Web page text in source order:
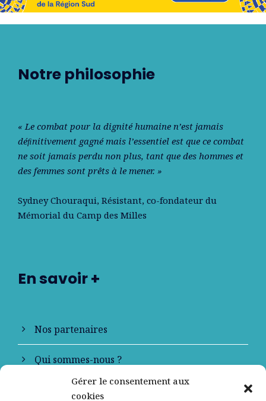
Gérer le consentement aux
cookies
Notre philosophie
« Le combat pour la dignité humaine n’est jamais
déﬁnitivement gagné mais l’essentiel est que ce combat
ne soit jamais perdu non plus, tant que des hommes et
des femmes sont prêts à le mener. »
Sydney Chouraqui, Résistant, co-fondateur du
Mémorial du Camp des Milles
En savoir +
Nos partenaires
Qui sommes-nous ?
Contactez-nous